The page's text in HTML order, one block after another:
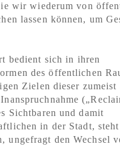
wir wiederum von
lassen können, um
bedient sich in ihren
des öffentlichen
Zielen dieser zumeist
Sichtbaren und damit
in der Stadt,
ungefragt den Wechsel